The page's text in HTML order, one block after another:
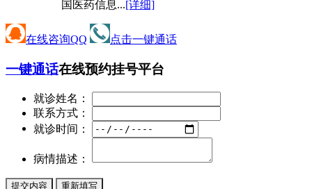
国医药信息...[详细]
在线咨询QQ 点击一键通话
一键通话在线预约挂号平台
就诊姓名：
联系方式：
就诊时间：
病情描述：